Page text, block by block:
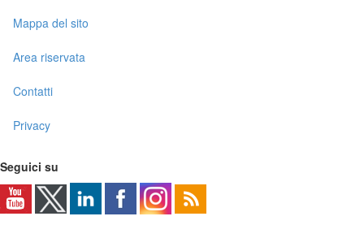
Mappa del sito
Area riservata
Contatti
Privacy
Seguici su